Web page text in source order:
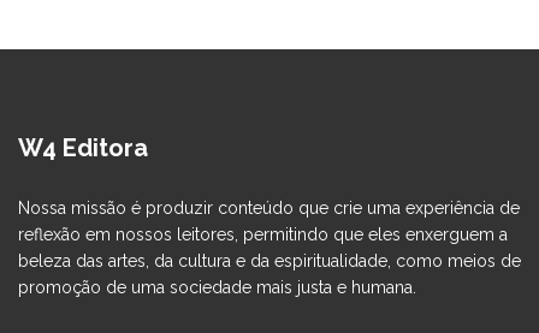
W4 Editora
Nossa missão é produzir conteúdo que crie uma experiência de
reflexão em nossos leitores, permitindo que eles enxerguem a
beleza das artes, da cultura e da espiritualidade, como meios de
promoção de uma sociedade mais justa e humana.